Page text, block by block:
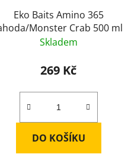
Eko Baits Amino 365
Monster Crab 500 ml
Skladem
269 Kč
DO KOŠÍKU